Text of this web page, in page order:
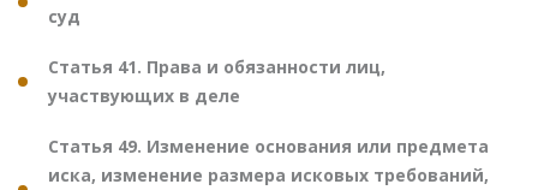
суд
Статья 41. Права и обязанности лиц,
участвующих в деле
Статья 49. Изменение основания или предмета
иска, изменение размера исковых требований,